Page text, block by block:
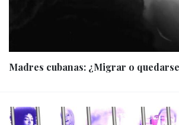
Madres cubanas: ¿Migrar o